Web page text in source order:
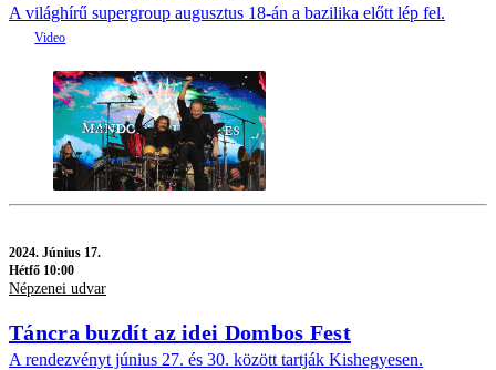
A világhírű supergroup augusztus 18-án a bazilika előtt lép fel.
2024. Június 17.
Hétfő 10:00
Népzenei udvar
Táncra buzdít az idei Dombos Fest
A rendezvényt június 27. és 30. között tartják Kishegyesen.